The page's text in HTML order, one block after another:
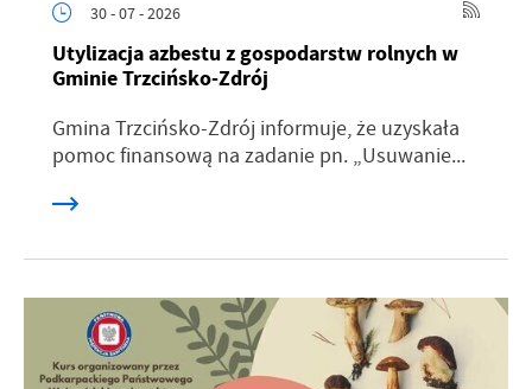
30 - 07 - 2026
Utylizacja azbestu z gospodarstw rolnych w
Gminie Trzcińsko-Zdrój
Gmina Trzcińsko-Zdrój informuje, że uzyskała
pomoc finansową na zadanie pn. „Usuwanie...